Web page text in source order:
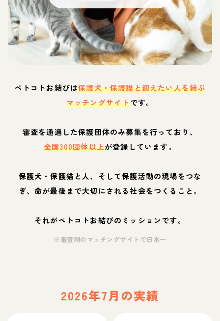
ペトコトお結びは保護犬・保護猫と迎えたい人を結ぶ
マッチングサイトです。
審査を通過した保護団体のみ募集を行っており、
全国300団体以上が登録しています。
保護犬・保護猫と人、そして保護活動の現場をつな
ぎ、命が最後まで大切にされる社会をつくること。
それがペトコトお結びのミッションです。
※審査制のマッチングサイトで日本一
2026年7月の実績